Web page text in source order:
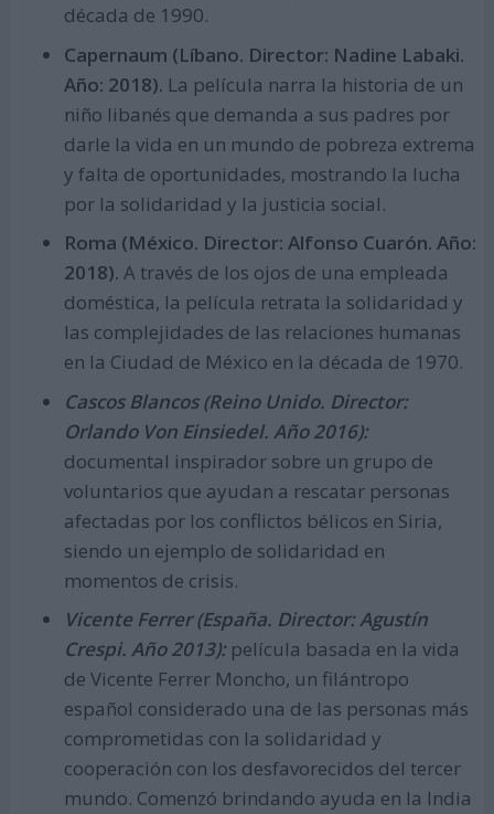
década de 1990.
Capernaum (Líbano. Director: Nadine Labaki.
Año: 2018). La película narra la historia de un
niño libanés que demanda a sus padres por
darle la vida en un mundo de pobreza extrema
y falta de oportunidades, mostrando la lucha
por la solidaridad y la justicia social.
Roma (México. Director: Alfonso Cuarón. Año:
2018). A través de los ojos de una empleada
doméstica, la película retrata la solidaridad y
las complejidades de las relaciones humanas
en la Ciudad de México en la década de 1970.
Cascos Blancos (Reino Unido. Director:
Orlando Von Einsiedel. Año 2016):
documental inspirador sobre un grupo de
voluntarios que ayudan a rescatar personas
afectadas por los conflictos bélicos en Siria,
siendo un ejemplo de solidaridad en
momentos de crisis.
Vicente Ferrer (España. Director: Agustín
Crespi. Año 2013): película basada en la vida
de Vicente Ferrer Moncho, un filántropo
español considerado una de las personas más
comprometidas con la solidaridad y
cooperación con los desfavorecidos del tercer
mundo. Comenzó brindando ayuda en la India